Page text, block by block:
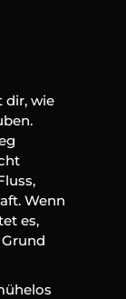
dir, wie
Wenn
es,